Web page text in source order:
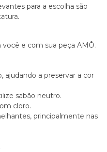
para a escolha são
e com sua peça AMÔ.
ajudando a preservar a cor
sabão neutro.
cloro.
principalmente nas